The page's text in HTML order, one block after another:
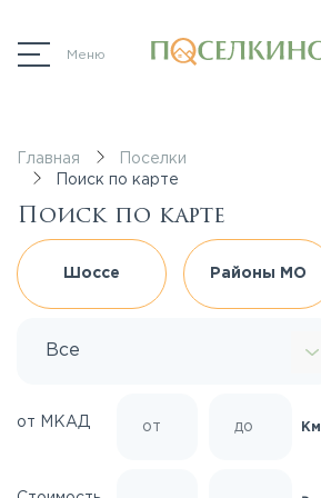
Меню
Главная
Поселки
Поиск по карте
Поиск по карте
Шоссе Районы МО
Все
от МКАД Км